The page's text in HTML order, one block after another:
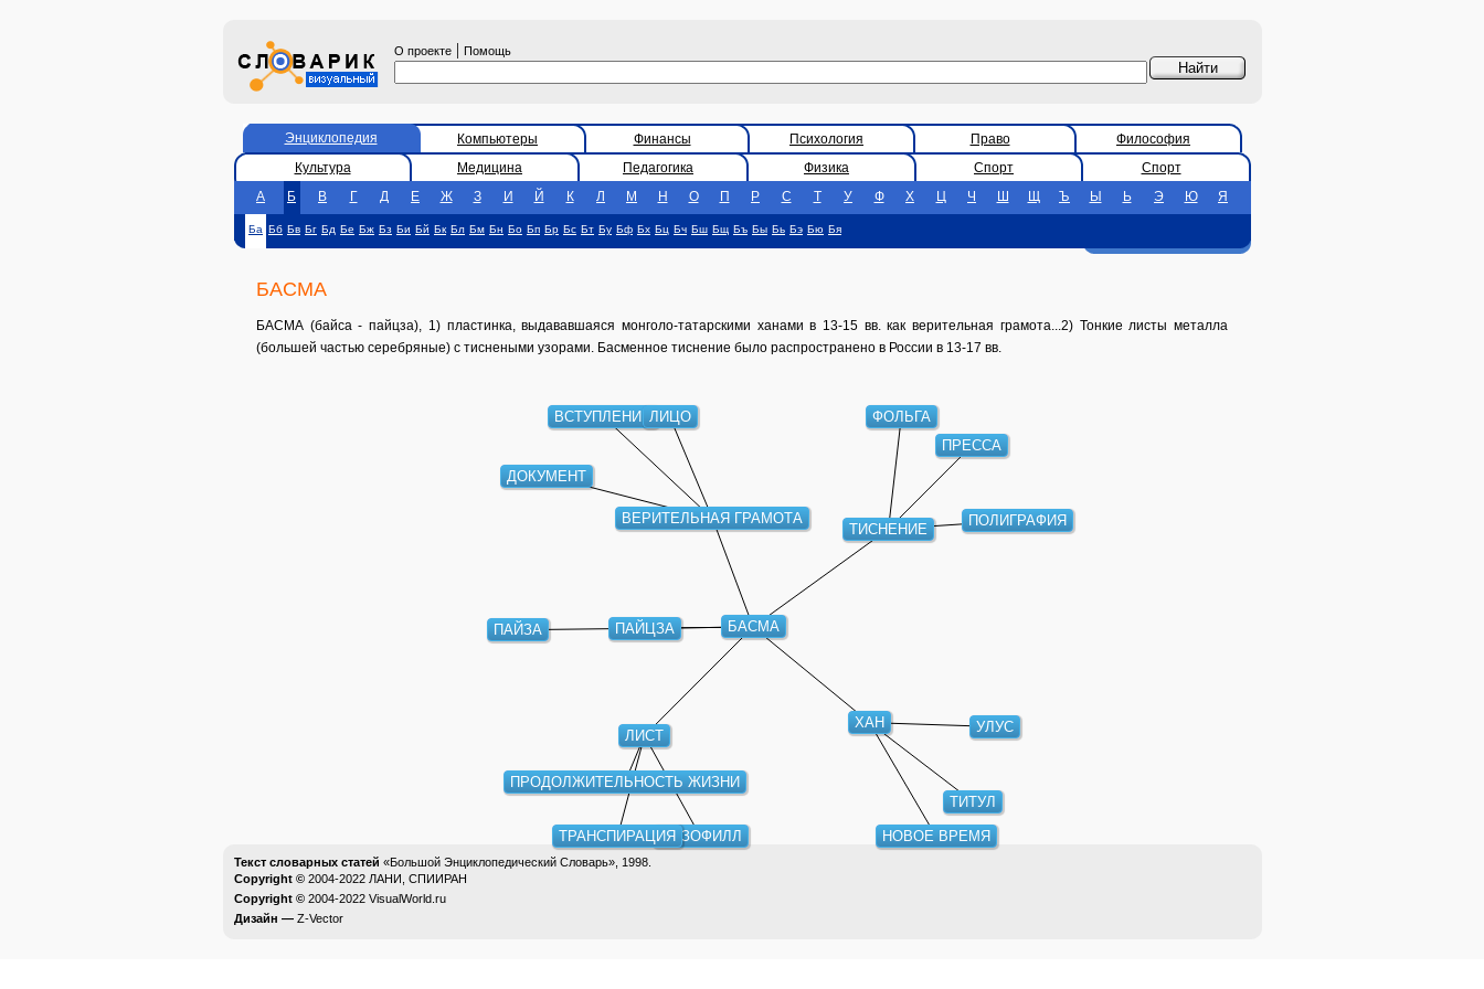
О проекте | Помощь
Энциклопедия Компьютеры Финансы Психология Право
Философия
Культура
Медицина Педагогика Физика Спорт
Спорт
А
Б В Г Д Е Ж З И Й К Л М Н О П Р С Т У Ф Х Ц Ч Ш Щ Ъ Ы Ь Э Ю Я
Ба Бб Бв Бг Бд Бе Бж Бз Би Бй Бк Бл Бм Бн Бо Бп Бр Бс Бт Бу Бф Бх Бц Бч Бш Бщ Бъ Бы Бь Бэ Бю Бя
БАСМА
БАСМА (байса - пайцза), 1) пластинка, выдававшаяся монголо-татарскими ханами в 13-15 вв. как верительная грамота...2) Тонкие листы металла
(большей частью серебряные) с тиснеными узорами. Басменное тиснение было распространено в России в 13-17 вв.
БАСМА
ПАЙЦЗА
ВЕРИТЕЛЬНАЯ ГРАМОТА
ТИСНЕНИЕ
ХАН
ЛИСТ
ПАЙЗА
ВСТУПЛЕНИЕ
ДОКУМЕНТ
ЛИЦО
ФОЛЬГА
ПРЕССА
ПОЛИГРАФИЯ
УЛУС
НОВОЕ ВРЕМЯ
ТИТУЛ
МЕЗОФИЛЛ
ТРАНСПИРАЦИЯ
ПРОДОЛЖИТЕЛЬНОСТЬ ЖИЗНИ
Текст словарных статей «Большой Энциклопедический Словарь», 1998.
Copyright © 2004-2022 ЛАНИ, СПИИРАН
Copyright © 2004-2022 VisualWorld.ru
Дизайн — Z-Vector